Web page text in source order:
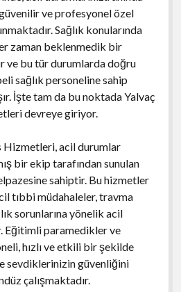
ve profesyonel özel
Sağlık konularında
zaman beklenmedik bir
ve bu tür durumlarda doğru
sağlık personeline sahip
İşte tam da bu noktada Yalvaç
devreye giriyor.
Hizmetleri, acil durumlar
bir ekip tarafından sunulan
sahiptir. Bu hizmetler
tıbbi müdahaleler, travma
sorunlarına yönelik acil
Eğitimli paramedikler ve
hızlı ve etkili bir şekilde
sevdiklerinizin güvenliğini
çalışmaktadır.